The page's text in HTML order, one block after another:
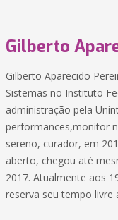
Gilberto
Gilberto Aparecido
Sistemas no Instituto
administração pela
performances,monitor
sereno, curador, em
aberto, chegou até
2017. Atualmente aos
reserva seu tempo livre